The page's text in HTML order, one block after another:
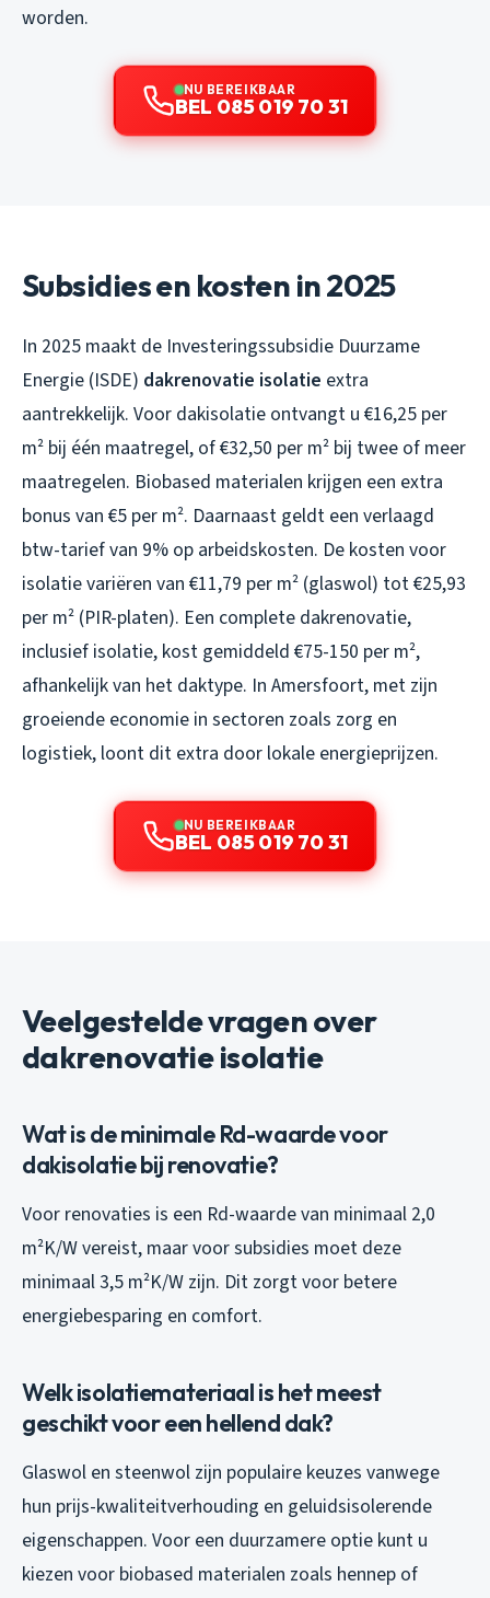
worden.
NU BEREIKBAAR
BEL 085 019 70 31
Subsidies en kosten in 2025
In 2025 maakt de Investeringssubsidie Duurzame
Energie (ISDE) dakrenovatie isolatie extra
aantrekkelijk. Voor dakisolatie ontvangt u €16,25 per
m² bij één maatregel, of €32,50 per m² bij twee of meer
maatregelen. Biobased materialen krijgen een extra
bonus van €5 per m². Daarnaast geldt een verlaagd
btw-tarief van 9% op arbeidskosten. De kosten voor
isolatie variëren van €11,79 per m² (glaswol) tot €25,93
per m² (PIR-platen). Een complete dakrenovatie,
inclusief isolatie, kost gemiddeld €75-150 per m²,
afhankelijk van het daktype. In Amersfoort, met zijn
groeiende economie in sectoren zoals zorg en
logistiek, loont dit extra door lokale energieprijzen.
NU BEREIKBAAR
BEL 085 019 70 31
Veelgestelde vragen over
dakrenovatie isolatie
Wat is de minimale Rd-waarde voor
dakisolatie bij renovatie?
Voor renovaties is een Rd-waarde van minimaal 2,0
m²K/W vereist, maar voor subsidies moet deze
minimaal 3,5 m²K/W zijn. Dit zorgt voor betere
energiebesparing en comfort.
Welk isolatiemateriaal is het meest
geschikt voor een hellend dak?
Glaswol en steenwol zijn populaire keuzes vanwege
hun prijs-kwaliteitverhouding en geluidsisolerende
eigenschappen. Voor een duurzamere optie kunt u
kiezen voor biobased materialen zoals hennep of